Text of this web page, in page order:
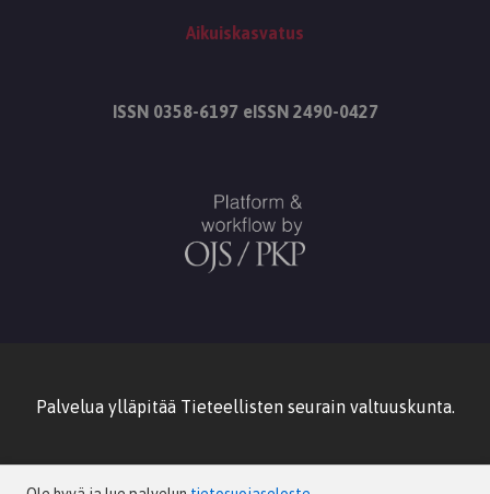
Aikuiskasvatus
ISSN 0358-6197 eISSN 2490-0427
Palvelua ylläpitää Tieteellisten seurain valtuuskunta